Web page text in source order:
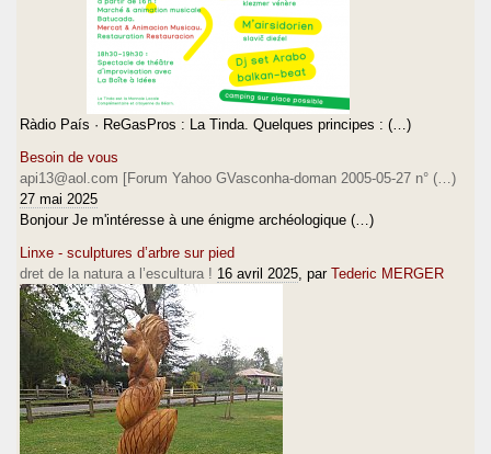
Ràdio País · ReGasPros : La Tinda. Quelques principes : (…)
Besoin de vous
api13@aol.com [Forum Yahoo GVasconha-doman 2005-05-27 n° (…)
27 mai 2025
Bonjour Je m'intéresse à une énigme archéologique (…)
Linxe - sculptures d’arbre sur pied
dret de la natura a l’escultura ! 16 avril 2025 , par Tederic MERGER